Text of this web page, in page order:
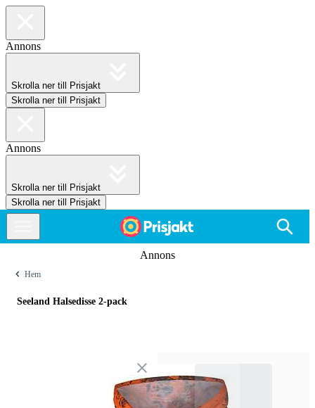
Annons
Skrolla ner till Prisjakt
Skrolla ner till Prisjakt
Annons
Skrolla ner till Prisjakt
Skrolla ner till Prisjakt
Annons
Hem
Seeland Halsedisse 2-pack